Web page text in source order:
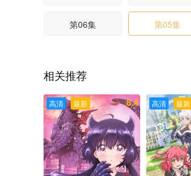
第06集 第05集
相关推荐
最新
高清 8.4 最新
高清